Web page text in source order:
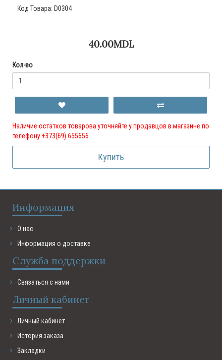
Код Товара: D0304
40.00MDL
Кол-во
Наличие остатков товарова уточняйте у продавцов в магазине по
телефону +373(69) 655656
Купить
Информация
О нас
Информация о доставке
Служба поддержки
Связаться с нами
Личный кабинет
Личный кабинет
История заказа
Закладки